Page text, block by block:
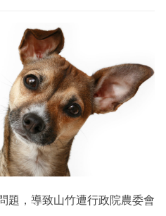
題，導致山竹遭行政院農委會